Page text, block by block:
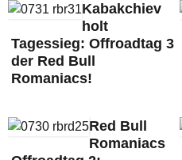
Kabakchiev
holt
Tagessieg: Offroadtag 3
der Red Bull
Romaniacs!
Red Bull
Romaniacs